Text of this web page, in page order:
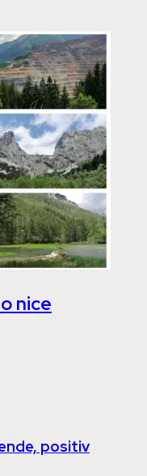
nice
positiv